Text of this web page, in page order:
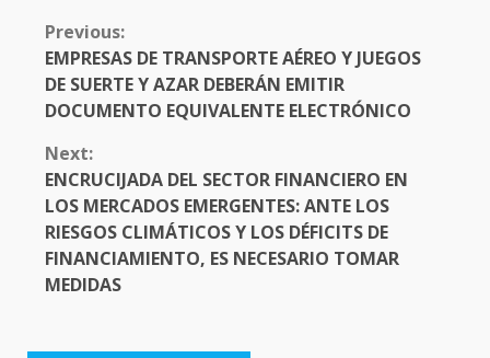
CONTINUE
READING
Previous:
EMPRESAS DE TRANSPORTE AÉREO Y JUEGOS
DE SUERTE Y AZAR DEBERÁN EMITIR
DOCUMENTO EQUIVALENTE ELECTRÓNICO
Next:
ENCRUCIJADA DEL SECTOR FINANCIERO EN
LOS MERCADOS EMERGENTES: ANTE LOS
RIESGOS CLIMÁTICOS Y LOS DÉFICITS DE
FINANCIAMIENTO, ES NECESARIO TOMAR
MEDIDAS